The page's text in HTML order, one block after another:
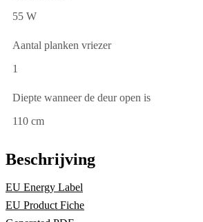
55 W
Aantal planken vriezer
1
Diepte wanneer de deur open is
110 cm
Beschrijving
EU Energy Label
EU Product Fiche